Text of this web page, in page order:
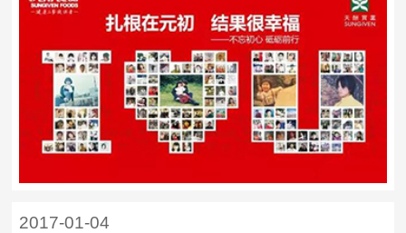
2017-01-04